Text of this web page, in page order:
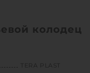
колодец
TERA PLAST